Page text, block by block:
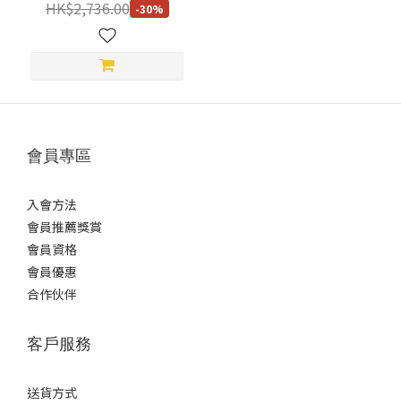
HK$2,736.00 -30%
會員專區
入會方法
會員推薦獎賞
會員資格
會員優惠
合作伙伴
客戶服務
送貨方式